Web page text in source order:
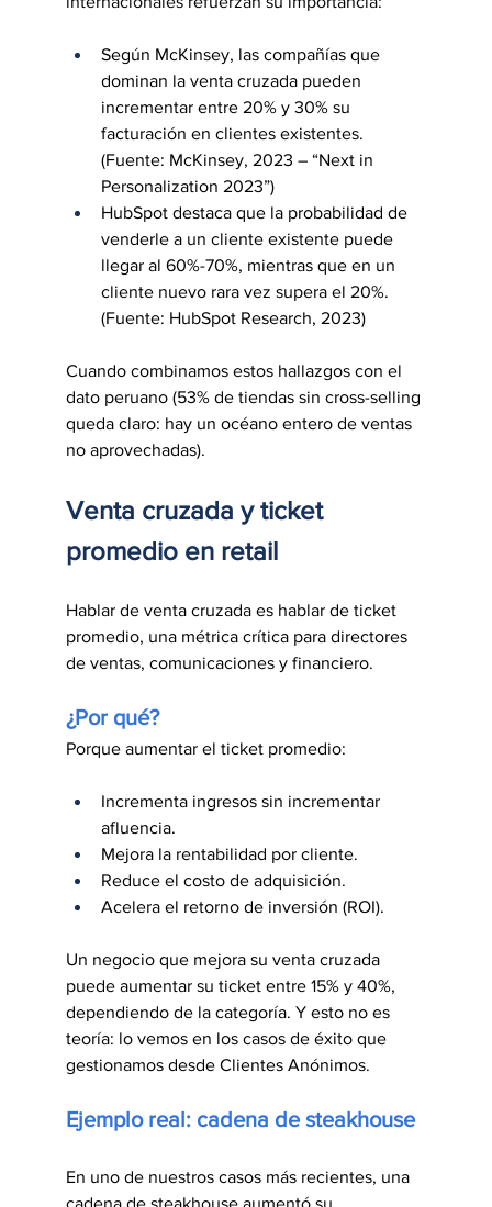
Según McKinsey, las compañías que
dominan la venta cruzada pueden
incrementar entre 20% y 30% su
facturación en clientes existentes.
(Fuente: McKinsey, 2023 – “Next in
Personalization 2023”)
HubSpot destaca que la probabilidad de
venderle a un cliente existente puede
llegar al 60%-70%, mientras que en un
cliente nuevo rara vez supera el 20%.
(Fuente: HubSpot Research, 2023)
Cuando combinamos estos hallazgos con el
dato peruano (53% de tiendas sin cross-selling
queda claro: hay un océano entero de ventas
no aprovechadas).
Venta cruzada y ticket
promedio en retail
Hablar de venta cruzada es hablar de ticket
promedio, una métrica crítica para directores
de ventas, comunicaciones y financiero.
¿Por qué?
Porque aumentar el ticket promedio:
Incrementa ingresos sin incrementar
afluencia.
Mejora la rentabilidad por cliente.
Reduce el costo de adquisición.
Acelera el retorno de inversión (ROI).
Un negocio que mejora su venta cruzada
puede aumentar su ticket entre 15% y 40%,
dependiendo de la categoría. Y esto no es
teoría: lo vemos en los casos de éxito que
gestionamos desde Clientes Anónimos.
Ejemplo real: cadena de steakhouse
En uno de nuestros casos más recientes, una
cadena de steakhouse aumentó su